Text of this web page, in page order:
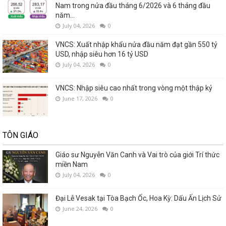
Nam trong nửa đầu tháng 6/2026 và 6 tháng đầu
năm...
July 04, 2026 0
VNCS: Xuất nhập khẩu nửa đầu năm đạt gần 550 tỷ
USD, nhập siêu hơn 16 tỷ USD
July 04, 2026 0
VNCS: Nhập siêu cao nhất trong vòng một thập kỷ
June 17, 2026 0
TÔN GIÁO
Giáo sư Nguyễn Văn Canh và Vai trò của giới Trí thức
miền Nam
July 04, 2026 0
Đại Lễ Vesak tại Tòa Bạch Ốc, Hoa Kỳ: Dấu Ấn Lịch Sử
June 24, 2026 0